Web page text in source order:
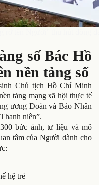
số Bác Hồ
nền tảng số
Chủ tịch Hồ Chí Minh
tảng mạng xã hội thực tế
ương Đoàn và Báo Nhân
niên”.
bức ảnh, tư liệu và mô
tâm của Người dành cho
hệ trẻ